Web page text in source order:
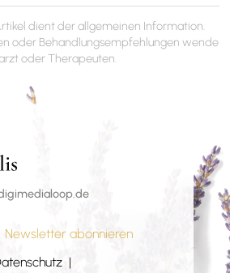
dient der allgemeinen Information.
oder Behandlungsempfehlungen wende
oder Therapeuten.
Newsletter abonnieren